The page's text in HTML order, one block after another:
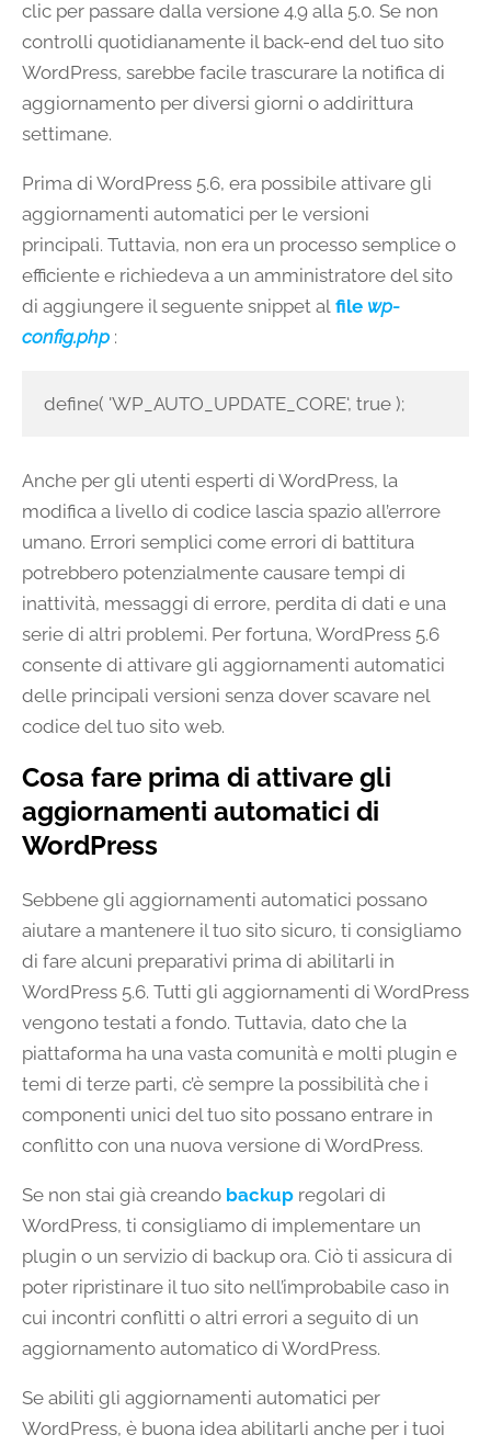
clic per passare dalla versione 4.9 alla 5.0. Se non
controlli quotidianamente il back-end del tuo sito
WordPress, sarebbe facile trascurare la notifica di
aggiornamento per diversi giorni o addirittura
settimane.
Prima di WordPress 5.6, era possibile attivare gli
aggiornamenti automatici per le versioni
principali. Tuttavia, non era un processo semplice o
efficiente e richiedeva a un amministratore del sito
di aggiungere il seguente snippet al file wp-
config.php :
define( 'WP_AUTO_UPDATE_CORE', true );
Anche per gli utenti esperti di WordPress, la
modifica a livello di codice lascia spazio all’errore
umano. Errori semplici come errori di battitura
potrebbero potenzialmente causare tempi di
inattività, messaggi di errore, perdita di dati e una
serie di altri problemi. Per fortuna, WordPress 5.6
consente di attivare gli aggiornamenti automatici
delle principali versioni senza dover scavare nel
codice del tuo sito web.
Cosa fare prima di attivare gli
aggiornamenti automatici di
WordPress
Sebbene gli aggiornamenti automatici possano
aiutare a mantenere il tuo sito sicuro, ti consigliamo
di fare alcuni preparativi prima di abilitarli in
WordPress 5.6. Tutti gli aggiornamenti di WordPress
vengono testati a fondo. Tuttavia, dato che la
piattaforma ha una vasta comunità e molti plugin e
temi di terze parti, c’è sempre la possibilità che i
componenti unici del tuo sito possano entrare in
conflitto con una nuova versione di WordPress.
Se non stai già creando backup regolari di
WordPress, ti consigliamo di implementare un
plugin o un servizio di backup ora. Ciò ti assicura di
poter ripristinare il tuo sito nell’improbabile caso in
cui incontri conflitti o altri errori a seguito di un
aggiornamento automatico di WordPress.
Se abiliti gli aggiornamenti automatici per
WordPress, è buona idea abilitarli anche per i tuoi